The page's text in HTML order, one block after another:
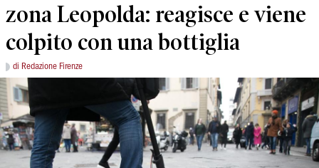
zona Leopolda: reagisce e viene
colpito con una bottiglia
di Redazione Firenze